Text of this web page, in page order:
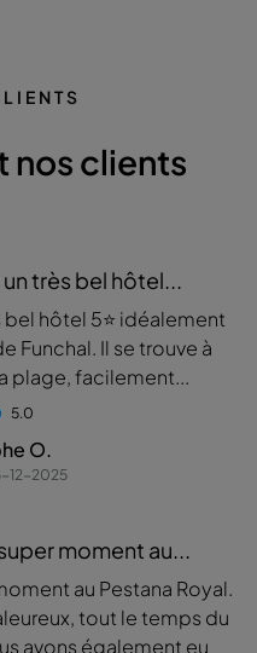
nos clients
très bel hôtel...
bel hôtel 5⭐ idéalement
Funchal. Il se trouve à
plage, facilement...
5.0
O.
12-2025
moment au...
au Pestana Royal.
tout le temps du
avons également eu